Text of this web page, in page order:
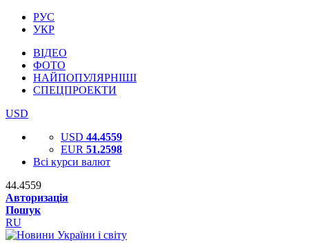
РУС
УКР
ВІДЕО
ФОТО
НАЙПОПУЛЯРНІШІ
СПЕЦПРОЕКТИ
USD
USD 44.4559
EUR 51.2598
Всі курси валют
44.4559
Авторизація
Пошук
RU